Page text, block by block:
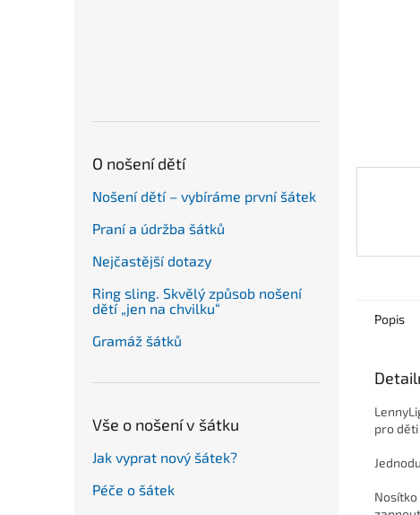
O nošení dětí
Nošení dětí – vybíráme první šátek
Praní a údržba šátků
Nejčastější dotazy
Ring sling. Skvělý způsob nošení
dětí „jen na chvilku“
Gramáž šátků
Vše o nošení v šátku
Jak vyprat nový šátek?
Péče o šátek
Popis
pro